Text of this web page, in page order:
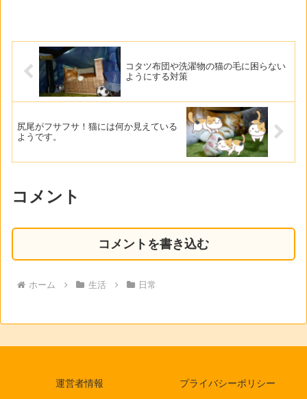
コタツ布団や洗濯物の猫の毛に困らない
ようにする対策
尻尾がフサフサ！猫には何か見えている
ようです。
コメント
コメントを書き込む
ホーム 生活 日常
運営者情報 プライバシーポリシー